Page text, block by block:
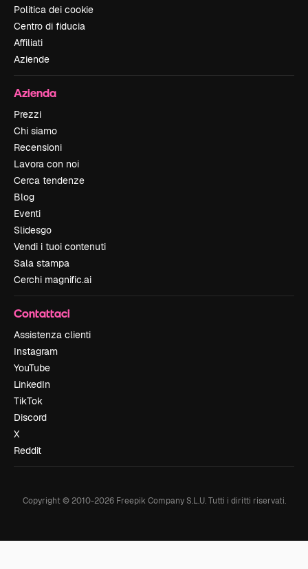
Politica dei cookie
Centro di fiducia
Affiliati
Aziende
Azienda
Prezzi
Chi siamo
Recensioni
Lavora con noi
Cerca tendenze
Blog
Eventi
Slidesgo
Vendi i tuoi contenuti
Sala stampa
Cerchi magnific.ai
Contattaci
Assistenza clienti
Instagram
YouTube
LinkedIn
TikTok
Discord
X
Reddit
Copyright © 2010-2026Freepik Company S.L.U. Tutti i diritti riservati.